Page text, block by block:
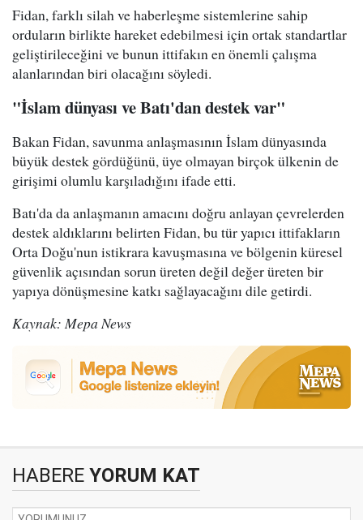
Fidan, farklı silah ve haberleşme sistemlerine sahip
orduların birlikte hareket edebilmesi için ortak standartlar
geliştirileceğini ve bunun ittifakın en önemli çalışma
alanlarından biri olacağını söyledi.
"İslam dünyası ve Batı'dan destek var"
Bakan Fidan, savunma anlaşmasının İslam dünyasında
büyük destek gördüğünü, üye olmayan birçok ülkenin de
girişimi olumlu karşıladığını ifade etti.
Batı'da da anlaşmanın amacını doğru anlayan çevrelerden
destek aldıklarını belirten Fidan, bu tür yapıcı ittifakların
Orta Doğu'nun istikrara kavuşmasına ve bölgenin küresel
güvenlik açısından sorun üreten değil değer üreten bir
yapıya dönüşmesine katkı sağlayacağını dile getirdi.
Kaynak: Mepa News
HABERE YORUM KAT